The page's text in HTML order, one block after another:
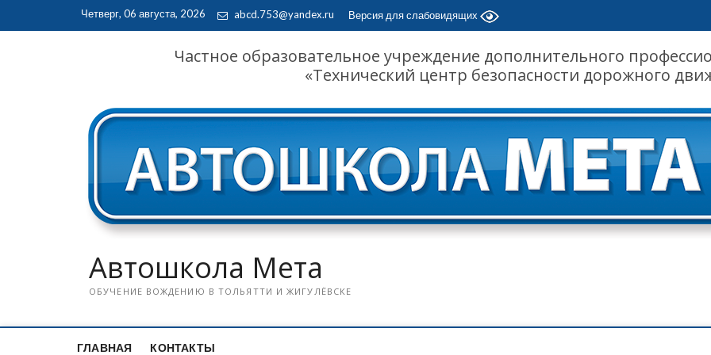
Четверг, 06 августа, 2026 abcd.753@yandex.ru Версия для слабовидящих
Частное образовательное учреждение дополнительного
«Технический центр безопасности дорожного
Автошкола Мета
ОБУЧЕНИЕ ВОЖДЕНИЮ В ТОЛЬЯТТИ И ЖИГУЛЁВСКЕ
ГЛАВНАЯ КОНТАКТЫ